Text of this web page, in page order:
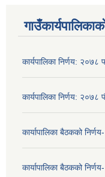
कार्यपालिका निर्णय: २०७८
कार्यपालिका निर्णय: २०७८
कार्यापालिका बैठकको
कार्यापालिका बैठकको